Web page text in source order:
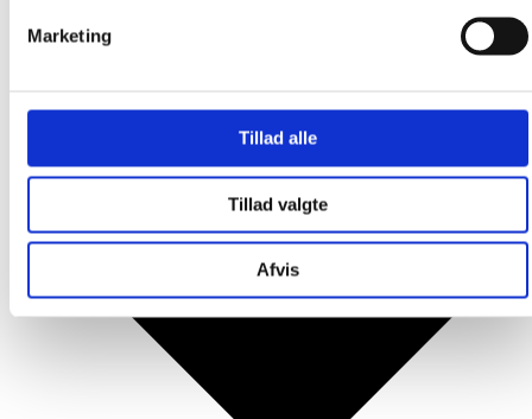
Marketing
Tillad alle
Tillad valgte
Afvis